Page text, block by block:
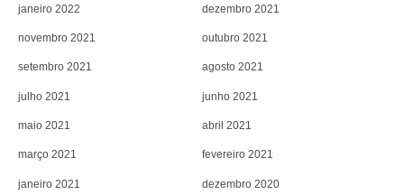
janeiro 2022 dezembro 2021
novembro 2021 outubro 2021
setembro 2021 agosto 2021
julho 2021 junho 2021
maio 2021 abril 2021
março 2021 fevereiro 2021
janeiro 2021 dezembro 2020